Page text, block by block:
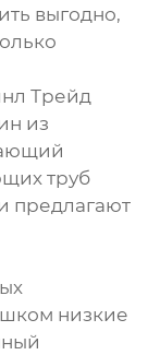
выгодно,
Трейд
из
труб
предлагают
низкие